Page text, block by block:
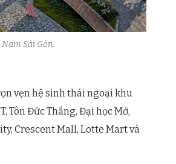
Sài Gòn.
vẹn hệ sinh thái ngoại khu
Tôn Đức Thắng, Đại học Mở,
Crescent Mall, Lotte Mart và